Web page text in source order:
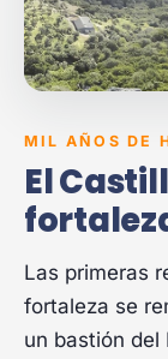
MIL AÑOS DE
El
Las primeras
fortaleza se
un bastión del